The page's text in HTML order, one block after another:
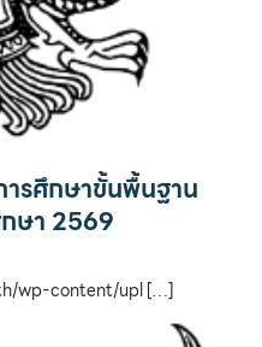
ารศึกษาขั้นพื้นฐาน
กษา 2569
wp-content/upl […]